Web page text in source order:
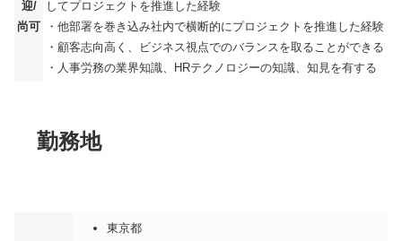
迎/
尚可
してプロジェクトを推進した経験
・他部署を巻き込み社内で横断的にプロジェクトを推進した経験
・顧客志向高く、ビジネス視点でのバランスを取ることができる
・人事労務の業界知識、HRテクノロジーの知識、知見を有する
勤務地
東京都